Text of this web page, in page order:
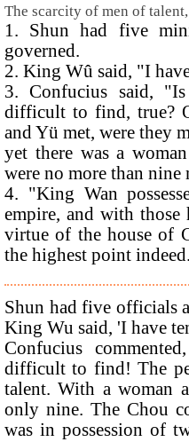
The scarcity of men of
1. Shun had five
governed.
2. King Wû said, "I
3. Confucius said,
difficult to find, true?
and Yü met, were they
yet there was a
were no more than nine
4. "King Wan
empire, and with those
virtue of the house of
the highest point
Shun had five officials
King Wu said, 'I have
Confucius
difficult to find! The
talent. With a woman
only nine. The Chou
was in possession of